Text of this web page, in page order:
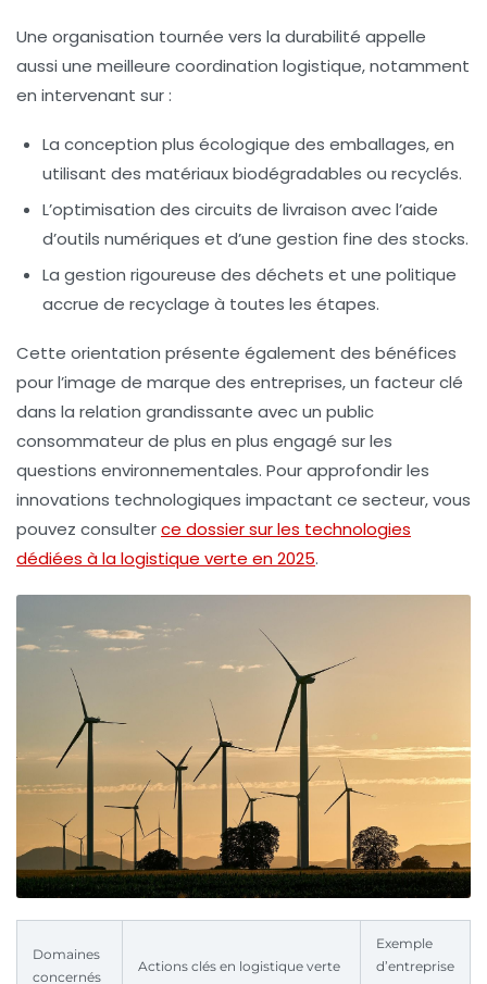
Une organisation tournée vers la durabilité appelle
aussi une meilleure coordination logistique, notamment
en intervenant sur :
La conception plus écologique des emballages, en
utilisant des matériaux biodégradables ou recyclés.
L’optimisation des circuits de livraison avec l’aide
d’outils numériques et d’une gestion fine des stocks.
La gestion rigoureuse des déchets et une politique
accrue de recyclage à toutes les étapes.
Cette orientation présente également des bénéfices
pour l’image de marque des entreprises, un facteur clé
dans la relation grandissante avec un public
consommateur de plus en plus engagé sur les
questions environnementales. Pour approfondir les
innovations technologiques impactant ce secteur, vous
pouvez consulterce dossier sur les technologies
dédiées à la logistique verte en 2025.
Domaines
concernés
Actions clés en logistique verte
Exemple
d’entreprise